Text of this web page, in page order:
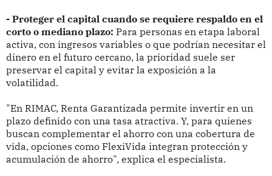
- Proteger el capital cuando se requiere respaldo en el
corto o mediano plazo: Para personas en etapa laboral
activa, con ingresos variables o que podrían necesitar el
dinero en el futuro cercano, la prioridad suele ser
preservar el capital y evitar la exposición a la
volatilidad.
"En RIMAC, Renta Garantizada permite invertir en un
plazo definido con una tasa atractiva. Y, para quienes
buscan complementar el ahorro con una cobertura de
vida, opciones como FlexiVida integran protección y
acumulación de ahorro", explica el especialista.